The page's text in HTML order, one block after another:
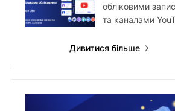
обліковими
та каналами
Дивитися більше